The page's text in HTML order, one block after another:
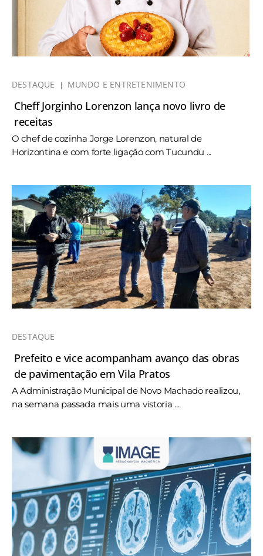
DESTAQUE MUNDO E ENTRETENIMENTO
Cheff Jorginho Lorenzon lança novo livro de
receitas
O chef de cozinha Jorge Lorenzon, natural de
Horizontina e com forte ligação com Tucundu ...
DESTAQUE
Prefeito e vice acompanham avanço das obras
de pavimentação em Vila Pratos
A Administração Municipal de Novo Machado realizou,
na semana passada mais uma vistoria ...